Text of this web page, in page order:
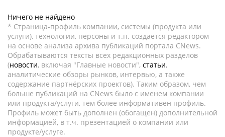
Ничего не найдено
* Страница-профиль компании, системы (продукта или
услуги), технологии, персоны и т.п. создается редактором
на основе анализа архива публикаций портала CNews.
Обрабатываются тексты всех редакционных разделов
(новости, включая "Главные новости", статьи,
аналитические обзоры рынков, интервью, а также
содержание партнёрских проектов). Таким образом, чем
больше публикаций на CNews было с именем компании
или продукта/услуги, тем более информативен профиль.
Профиль может быть дополнен (обогащен) дополнительной
информацией, в т.ч. презентацией о компании или
продукте/услуге.